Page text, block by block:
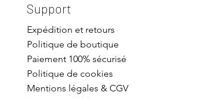
Support
Expédition et retours
Politique de boutique
Paiement 100% sécurisé
Politique de cookies
Mentions légales & CGV